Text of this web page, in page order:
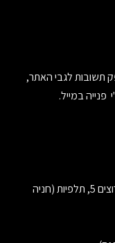
תשובות לגבי האתר,
במייל.
בואו לבקר במחסן לוגיסטי שלנו: ירושלים - יד חרוצים 5, תלפיות (חניה